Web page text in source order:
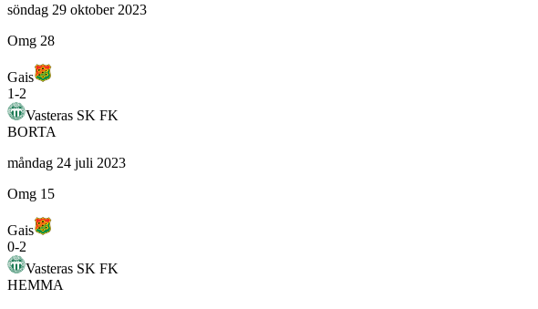
söndag 29 oktober 2023
Omg 28
Gais
1-2
Vasteras SK FK
BORTA
måndag 24 juli 2023
Omg 15
Gais
0-2
Vasteras SK FK
HEMMA